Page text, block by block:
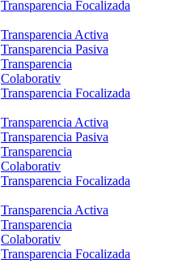
Transparencia Focalizada
Transparencia Activa
Transparencia Pasiva
Transparencia
Colaborativ
Transparencia Focalizada
Transparencia Activa
Transparencia Pasiva
Transparencia
Colaborativ
Transparencia Focalizada
Transparencia Activa
Transparencia
Colaborativ
Transparencia Focalizada